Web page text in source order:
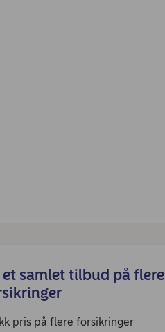
et samlet tilbud på flere
pris på flere forsikringer